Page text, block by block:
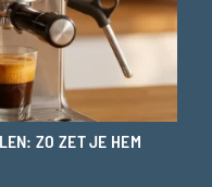
ZO ZET JE HEM